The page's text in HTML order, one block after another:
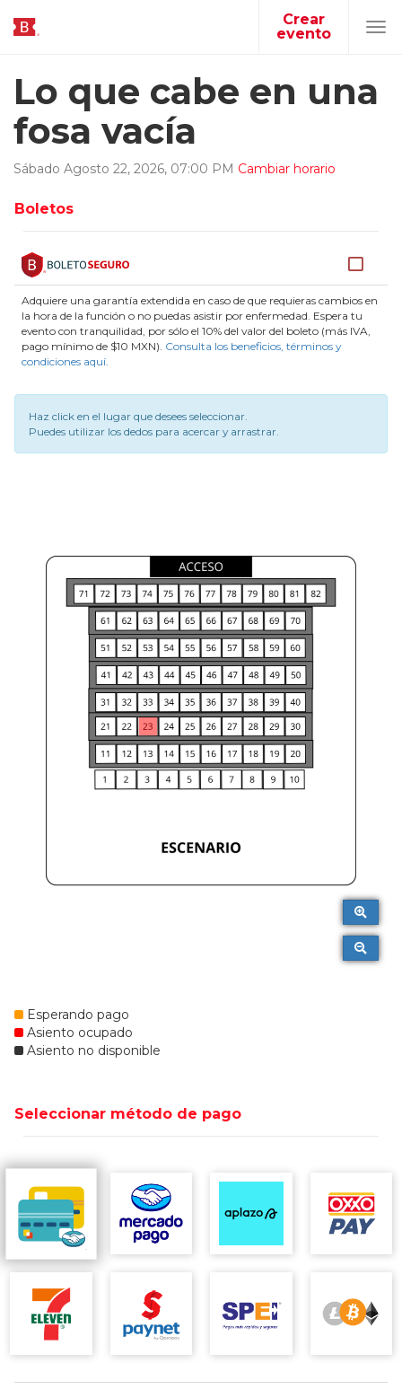
Crear
evento
Lo que cabe en una
fosa vacía
Sábado Agosto 22, 2026, 07:00 PM Cambiar horario
Boletos
Adquiere una garantía extendida en caso de que requieras cambios en
la hora de la función o no puedas asistir por enfermedad. Espera tu
evento con tranquilidad, por sólo el 10% del valor del boleto (más IVA,
pago mínimo de $10 MXN). Consulta los beneficios, términos y
condiciones aquí.
Haz click en el lugar que desees seleccionar.
Puedes utilizar los dedos para acercar y arrastrar.
Esperando pago
Asiento ocupado
Asiento no disponible
Seleccionar método de pago